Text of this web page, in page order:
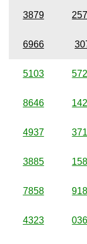
3879
6966
5103
8646
4937
3885
7858
4323